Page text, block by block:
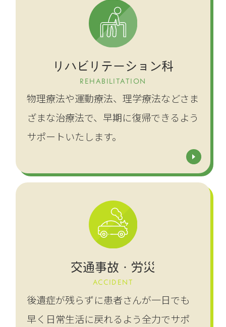
リハビリテーション科
REHABILITATION
物理療法や運動療法、理学療法などさま
ざまな治療法で、早期に復帰できるよう
サポートいたします。
交通事故・労災
ACCIDENT
後遺症が残らずに患者さんが一日でも
早く日常生活に戻れるよう全力でサポ